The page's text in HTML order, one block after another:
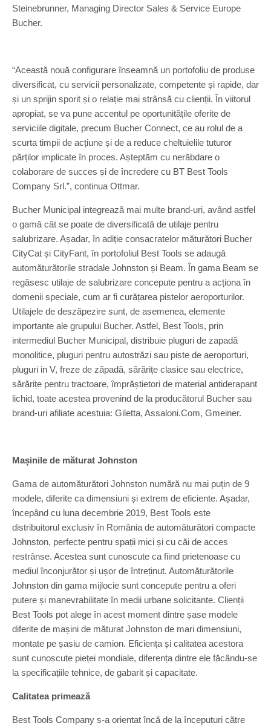
Steinebrunner, Managing Director Sales & Service Europe
Bucher.
“Această nouă configurare înseamnă un portofoliu de produse
diversificat, cu servicii personalizate, competente și rapide, dar
și un sprijin sporit și o relație mai strânsă cu clienții. În viitorul
apropiat, se va pune accentul pe oportunitățile oferite de
serviciile digitale, precum Bucher Connect, ce au rolul de a
scurta timpii de acțiune și de a reduce cheltuielile tuturor
părților implicate în proces. Așteptăm cu nerăbdare o
colaborare de succes și de încredere cu BT Best Tools
Company Srl.”, continua Ottmar.
Bucher Municipal integrează mai multe brand-uri, având astfel
o gamă cât se poate de diversificată de utilaje pentru
salubrizare. Așadar, în adiție consacratelor măturători Bucher
CityCat și CityFant, în portofoliul Best Tools se adaugă
automăturătorile stradale Johnston și Beam. În gama Beam se
regăsesc utilaje de salubrizare concepute pentru a acționa în
domenii speciale, cum ar fi curățarea pistelor aeroporturilor.
Utilajele de deszăpezire sunt, de asemenea, elemente
importante ale grupului Bucher. Astfel, Best Tools, prin
intermediul Bucher Municipal, distribuie pluguri de zapadă
monolitice, pluguri pentru autostrăzi sau piste de aeroporturi,
pluguri in V, freze de zăpadă, sărărițe clasice sau electrice,
sărărițe pentru tractoare, împrăștietori de material antiderapant
lichid, toate acestea provenind de la producătorul Bucher sau
brand-uri afiliate acestuia: Giletta, Assaloni.Com, Gmeiner.
Mașinile de măturat Johnston
Gama de automăturători Johnston numără nu mai puțin de 9
modele, diferite ca dimensiuni și extrem de eficiente. Așadar,
începând cu luna decembrie 2019, Best Tools este
distribuitorul exclusiv în România de automăturători compacte
Johnston, perfecte pentru spații mici și cu căi de acces
restrânse. Acestea sunt cunoscute ca fiind prietenoase cu
mediul înconjurător și ușor de întreținut. Automăturătorile
Johnston din gama mijlocie sunt concepute pentru a oferi
putere și manevrabilitate în medii urbane solicitante. Clienții
Best Tools pot alege în acest moment dintre șase modele
diferite de mașini de măturat Johnston de mari dimensiuni,
montate pe șasiu de camion. Eficiența și calitatea acestora
sunt cunoscute pieței mondiale, diferența dintre ele făcându-se
la specificațiile tehnice, de gabarit și capacitate.
Calitatea primează
Best Tools Company s-a orientat încă de la începuturi către